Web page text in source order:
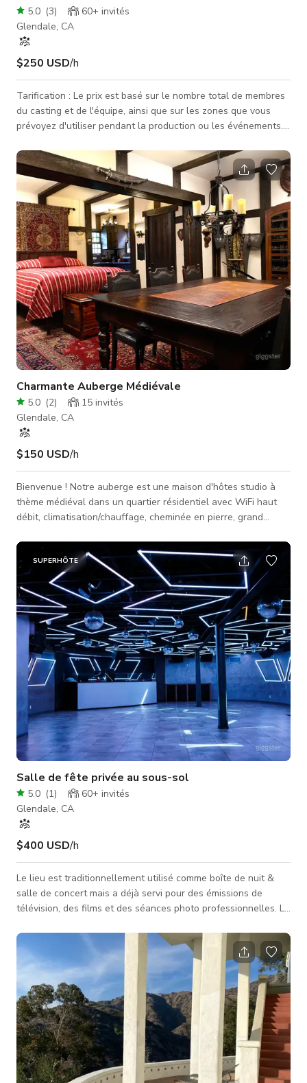
5.0 (3) 60+ invités
Glendale, CA
$250 USD/h
Tarification : Le prix est basé sur le nombre total de membres
du casting et de l'équipe, ainsi que sur les zones que vous
prévoyez d'utiliser pendant la production ou les événements.
supplémentaires devront être discutées et convenues.
Organisons un appel dès que possible pour discuter de vos
besoins — nous nous efforçons d'être aussi économiques que
possible ! Cette maison de 2 800 pieds carrés à Glendale
présente d
Charmante Auberge Médiévale
5.0 (2) 15 invités
Glendale, CA
$150 USD/h
Bienvenue ! Notre auberge est une maison d'hôtes studio à
thème médiéval dans un quartier résidentiel avec WiFi haut
débit, climatisation/chauffage, cheminée en pierre, grand
cuisine (réfrigérateur, micro-ondes, cafetière, plaque de
cuisson à deux feux et four grille-pain), salle de bain 3/4 et
placard. Des portes doubles s'ouvrent sur une cour de style
marocain avec foyer extérieur. Un second espace extérieur
comprend
SUPERHÔTE
Salle de fête privée au sous-sol
5.0 (1) 60+ invités
Glendale, CA
$400 USD/h
Le lieu est traditionnellement utilisé comme boîte de nuit &
salle de concert mais a déjà servi pour des émissions de
télévision, des films et des séances photo professionnelles. Le
capable de changer et de mélanger les couleurs de manière
dynamique REZ-DE-CHAUSSÉE - 1 bar complet - Système
d'éclairage à la pointe de la technologie - Machine à
brouillard disponible - Piste de danse de taille moyenne Le
tarif horaire ind